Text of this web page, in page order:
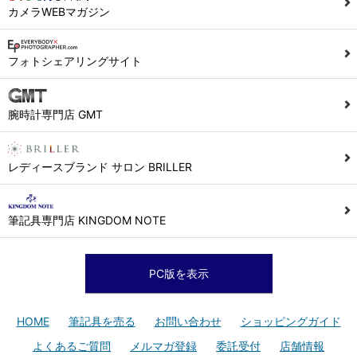
カメラWEBマガジン
フォトシェアリングサイト
腕時計専門店 GMT
レディースブランド サロン BRILLER
筆記具専門店 KINGDOM NOTE
PC版を表示
HOME 筆記具を売る お問い合わせ
ショッピングガイド
よくあるご質問
メルマガ登録 委託受付 店舗情報